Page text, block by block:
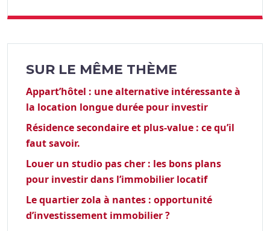
SUR LE MÊME THÈME
Appart’hôtel : une alternative intéressante à
la location longue durée pour investir
Résidence secondaire et plus-value : ce qu’il
faut savoir.
Louer un studio pas cher : les bons plans
pour investir dans l’immobilier locatif
Le quartier zola à nantes : opportunité
d’investissement immobilier ?